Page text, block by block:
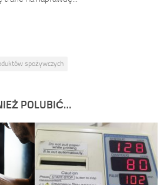
spożywczych
POLUBIĆ…